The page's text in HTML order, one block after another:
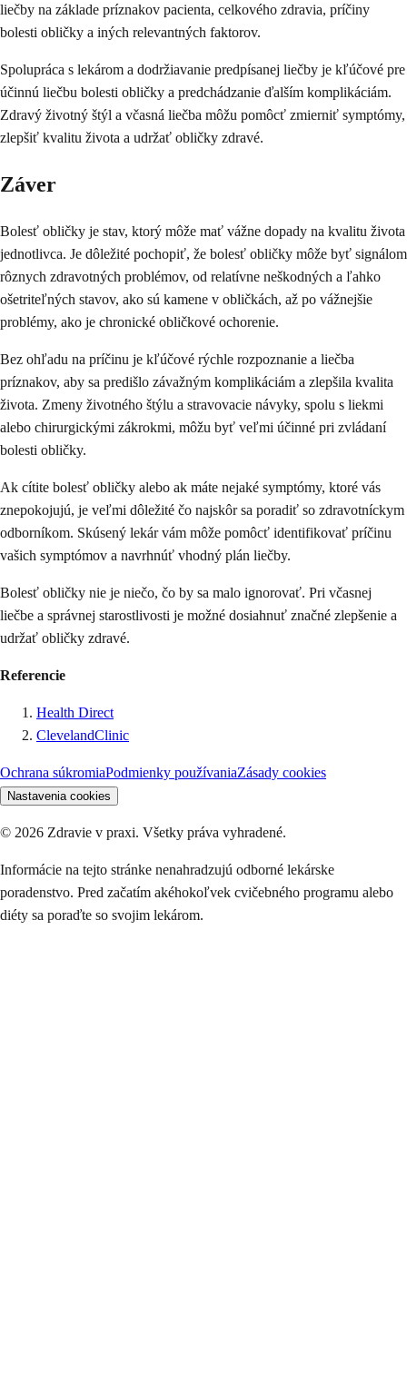
liečby na základe príznakov pacienta, celkového zdravia, príčiny
bolesti obličky a iných relevantných faktorov.
Spolupráca s lekárom a dodržiavanie predpísanej liečby je kľúčové pre
účinnú liečbu bolesti obličky a predchádzanie ďalším komplikáciám.
Zdravý životný štýl a včasná liečba môžu pomôcť zmierniť symptómy,
zlepšiť kvalitu života a udržať obličky zdravé.
Záver
Bolesť obličky je stav, ktorý môže mať vážne dopady na kvalitu života
jednotlivca. Je dôležité pochopiť, že bolesť obličky môže byť signálom
rôznych zdravotných problémov, od relatívne neškodných a ľahko
ošetriteľných stavov, ako sú kamene v obličkách, až po vážnejšie
problémy, ako je chronické obličkové ochorenie.
Bez ohľadu na príčinu je kľúčové rýchle rozpoznanie a liečba
príznakov, aby sa predišlo závažným komplikáciám a zlepšila kvalita
života. Zmeny životného štýlu a stravovacie návyky, spolu s liekmi
alebo chirurgickými zákrokmi, môžu byť veľmi účinné pri zvládaní
bolesti obličky.
Ak cítite bolesť obličky alebo ak máte nejaké symptómy, ktoré vás
znepokojujú, je veľmi dôležité čo najskôr sa poradiť so zdravotníckym
odborníkom. Skúsený lekár vám môže pomôcť identifikovať príčinu
vašich symptómov a navrhnúť vhodný plán liečby.
Bolesť obličky nie je niečo, čo by sa malo ignorovať. Pri včasnej
liečbe a správnej starostlivosti je možné dosiahnuť značné zlepšenie a
udržať obličky zdravé.
Referencie
Health Direct
ClevelandClinic
Ochrana súkromiaPodmienky používaniaZásady cookies
Nastavenia cookies
© 2026 Zdravie v praxi. Všetky práva vyhradené.
Informácie na tejto stránke nenahradzujú odborné lekárske
poradenstvo. Pred začatím akéhokoľvek cvičebného programu alebo
diéty sa poraďte so svojim lekárom.